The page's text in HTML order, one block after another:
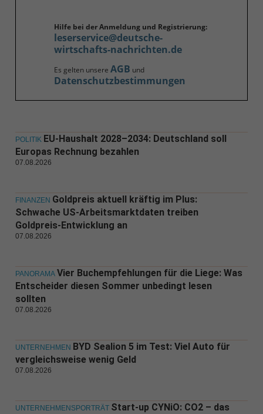
Hilfe bei der Anmeldung und Registrierung:
leserservice@deutsche-
wirtschafts-nachrichten.de
Es gelten unsere AGB und
Datenschutzbestimmungen
POLITIK EU-Haushalt 2028–2034: Deutschland soll
Europas Rechnung bezahlen
07.08.2026
FINANZEN Goldpreis aktuell kräftig im Plus:
Schwache US-Arbeitsmarktdaten treiben
Goldpreis-Entwicklung an
07.08.2026
PANORAMA Vier Buchempfehlungen für die Liege: Was
Entscheider diesen Sommer unbedingt lesen
sollten
07.08.2026
UNTERNEHMEN BYD Sealion 5 im Test: Viel Auto für
vergleichsweise wenig Geld
07.08.2026
UNTERNEHMENSPORTRÄT Start-up CYNiO: CO2 – das